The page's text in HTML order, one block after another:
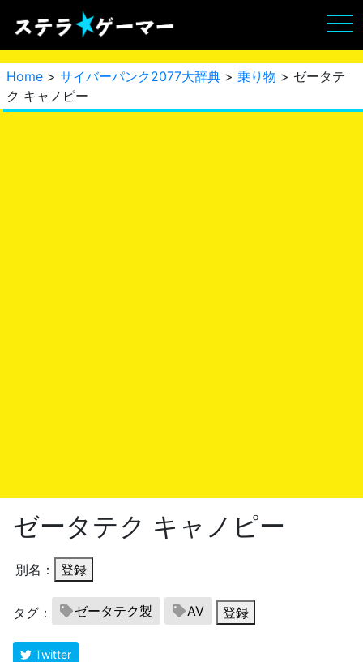
Home > サイバーパンク2077大辞典 > 乗り物 > ゼータテ
ク キャノピー
ゼータテク キャノピー
別名： 登録
タグ： ゼータテク製 AV 登録
Twitter